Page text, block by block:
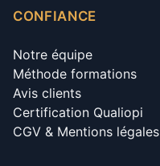
CONFIANCE
Notre équipe
Méthode formations
Avis clients
Certification Qualiopi
CGV & Mentions légales